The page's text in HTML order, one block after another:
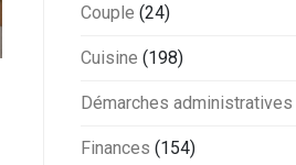
Couple (24)
Cuisine (198)
Démarches administratives
Finances (154)